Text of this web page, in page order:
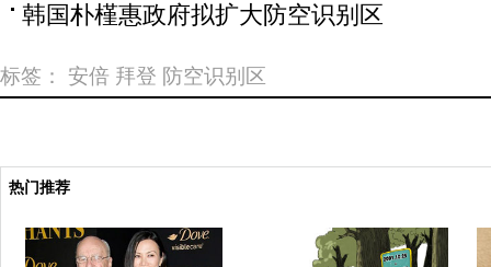
韩国朴槿惠政府拟扩大防空识别区
标签： 安倍 拜登 防空识别区
热门推荐